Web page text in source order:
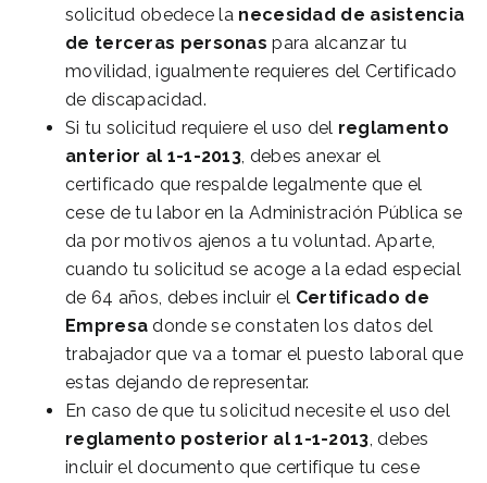
solicitud obedece la necesidad de asistencia
de terceras personas para alcanzar tu
movilidad, igualmente requieres del Certificado
de discapacidad.
Si tu solicitud requiere el uso del reglamento
anterior al 1-1-2013, debes anexar el
certificado que respalde legalmente que el
cese de tu labor en la Administración Pública se
da por motivos ajenos a tu voluntad. Aparte,
cuando tu solicitud se acoge a la edad especial
de 64 años, debes incluir el Certificado de
Empresa donde se constaten los datos del
trabajador que va a tomar el puesto laboral que
estas dejando de representar.
En caso de que tu solicitud necesite el uso del
reglamento posterior al 1-1-2013, debes
incluir el documento que certifique tu cese